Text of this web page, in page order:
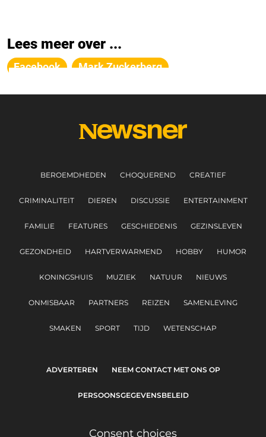
Lees meer over ...
Facebook Mark Zuckerberg
BEROEMDHEDEN CHOQUEREND CREATIEF
CRIMINALITEIT DIEREN DISCUSSIE ENTERTAINMENT
FAMILIE FEATURES GESCHIEDENIS GEZINSLEVEN
GEZONDHEID HARTVERWARMEND HOBBY HUMOR
KONINGSHUIS MUZIEK NATUUR NIEUWS
ONMISBAAR PARTNERS REIZEN SAMENLEVING
SMAKEN SPORT TIJD WETENSCHAP
ADVERTEREN NEEM CONTACT MET ONS OP
PERSOONSGEGEVENSBELEID
Consent choices